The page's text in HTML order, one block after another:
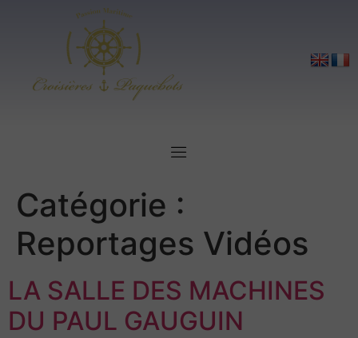
Catégorie :
Reportages Vidéos
LA SALLE DES MACHINES
DU PAUL GAUGUIN